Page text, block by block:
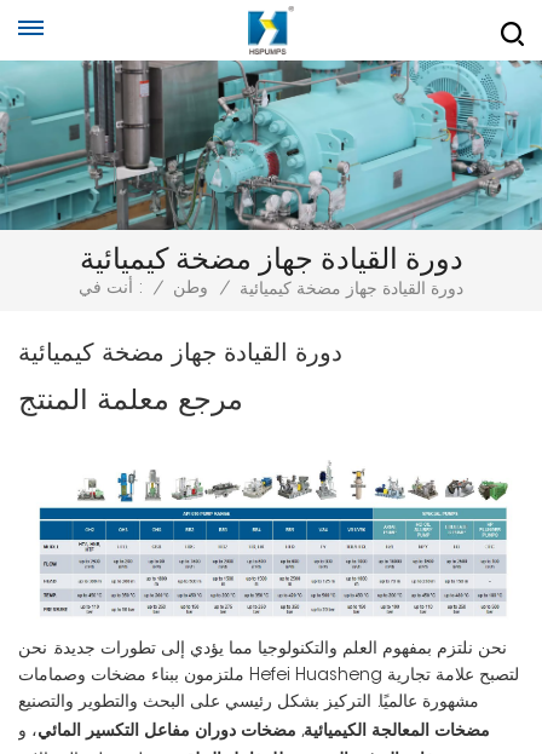
دورة القيادة جهاز مضخة كيميائية
أنت في : / وطن / دورة القيادة جهاز مضخة كيميائية
دورة القيادة جهاز مضخة كيميائية
مرجع معلمة المنتج
نحن نلتزم بمفهوم العلم والتكنولوجيا مما يؤدي إلى تطورات جديدة. نحن
ملتزمون ببناء مضخات وصمامات Hefei Huasheng لتصبح علامة تجارية
مشهورة عالميًا. التركيز بشكل رئيسي على البحث والتطوير والتصنيع
مضخات المعالجة الكيميائية, مضخات دوران مفاعل التكسير المائي، و